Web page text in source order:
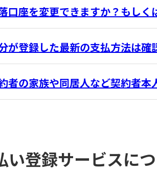
口座を変更できますか？もしく
が登録した最新の支払方法は確
者の家族や同居人など契約者本
い登録サービスに